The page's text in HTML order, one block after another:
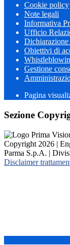
Cookie policy
Note legali
Informativa
Ufficio
Dichiarazione
Obiettivi di
Gestione
Pagina
Sezione
Copyright 2026 |
Parma S.p.A. |
Disclaimer